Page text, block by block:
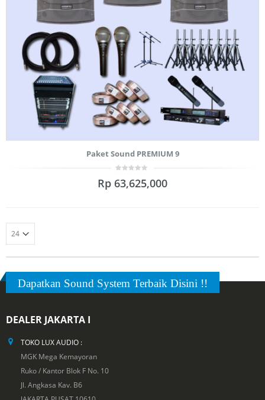
Paket Sound PREMIUM 9
out
Rp 63,625,000
Dapatkan Sound System Terbaik Disini !!
DEALER JAKARTA I
TOKO LUX AUDIO :
MGK Mega Kemayoran
Ruko / Kantor Blok F No. 10
Jl. Angkasa Kav. B6